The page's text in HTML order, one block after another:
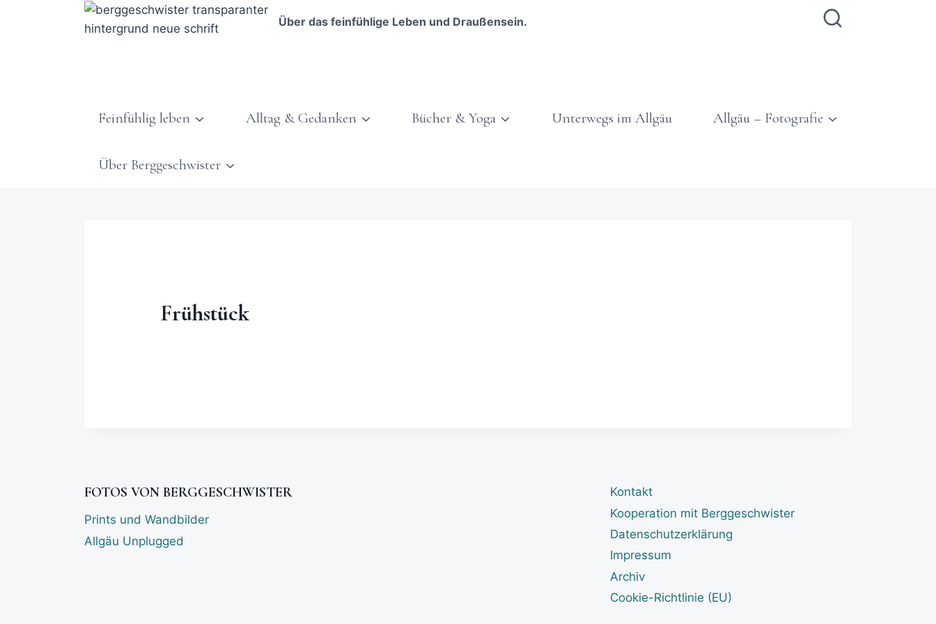
Über das feinfühlige Leben und Draußensein.
Feinfühlig leben Alltag & Gedanken Bücher & Yoga Unterwegs im Allgäu Allgäu – Fotografie
Über Berggeschwister
Frühstück
FOTOS VON BERGGESCHWISTER
Prints und Wandbilder
Allgäu Unplugged
Kontakt
Kooperation mit Berggeschwister
Datenschutzerklärung
Impressum
Archiv
Cookie-Richtlinie (EU)